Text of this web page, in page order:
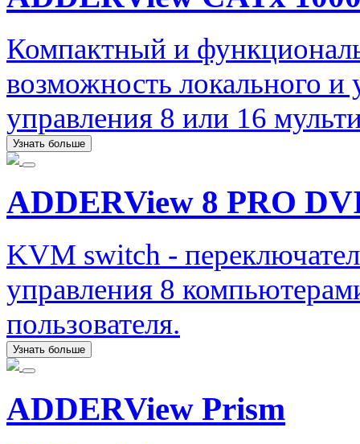
Компактный и
возможность локального и
управления 8 или 16
Узнать больше
ADDERView 8 PRO
KVM switch -
управления 8
пользователя.
Узнать больше
ADDERView Prism